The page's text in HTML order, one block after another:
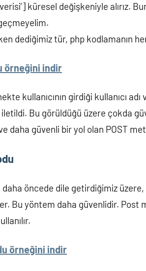
küresel değişkeniyle alırız.
dediğimiz tür, php kodlamanın
örneğini indir
kullanıcının girdiği kullanıcı
Bu görüldüğü üzere çokda
daha güvenli bir yol olan POST
öncede dile getirdiğimiz üzere,
Bu yöntem daha güvenlidir. Post
örneğini indir